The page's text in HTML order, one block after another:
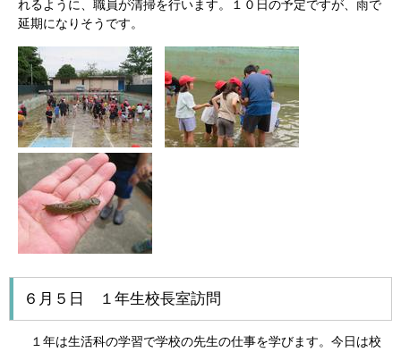
れるように、職員が清掃を行います。１０日の予定ですが、雨で
延期になりそうです。
６月５日 １年生校長室訪問
１年は生活科の学習で学校の先生の仕事を学びます。今日は校